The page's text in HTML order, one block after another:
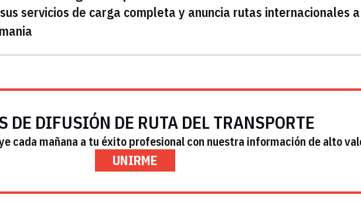
servicios de carga completa y anuncia rutas internacionales a
DE DIFUSIÓN DE RUTA DEL TRANSPORTE
cada mañana a tu éxito profesional con nuestra información de alto
UNIRME